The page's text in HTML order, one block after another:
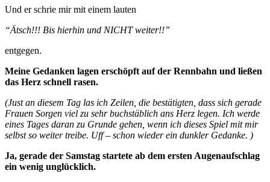
Und er schrie mir mit einem lauten
“Ätsch!!! Bis hierhin und NICHT weiter!!”
entgegen.
Meine Gedanken lagen erschöpft auf der Rennbahn und ließen
das Herz schnell rasen.
(Just an diesem Tag las ich Zeilen, die bestätigten, dass sich gerade
Frauen Sorgen viel zu sehr buchstäblich ans Herz legen. Ich werde
eines Tages daran zu Grunde gehen, wenn ich dieses Spiel mit mir
selbst so weiter treibe. Uff – schon wieder ein dunkler Gedanke. )
Ja, gerade der Samstag startete ab dem ersten Augenaufschlag
ein wenig unglücklich.